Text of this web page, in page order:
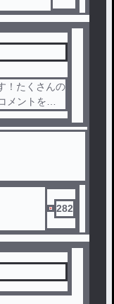
！たくさんの
ントをし
282